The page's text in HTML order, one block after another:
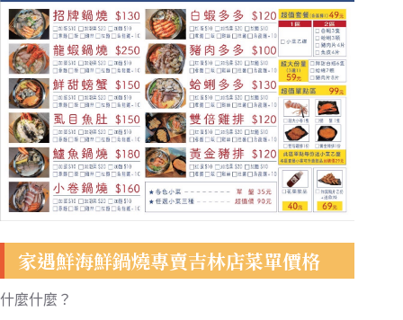
家遇鮮海鮮鍋燒專賣吉林店菜單價格
什麼什麼？